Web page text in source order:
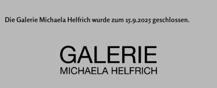
Die Galerie Michaela Helfrich wurde zum 15.9.2025 geschlossen.